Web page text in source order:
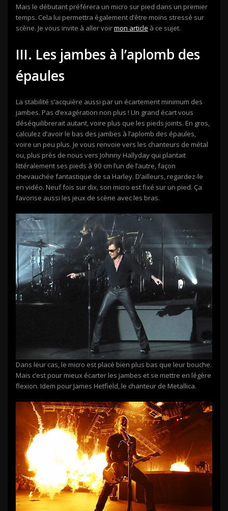
Mais le débutant préférera un micro sur pied dans un premier
temps. Cela lui permettra également d’être moins stressé sur
scène. Je vous invite à aller voirmon article à ce sujet.
III. Les jambes à l’aplomb des
épaules
La stabilité s’acquière aussi par un écartement minimum des
jambes. Pas d’exagération non plus ! Un grand écart vous
déséquilibrerait autant, voire plus que les pieds joints. En gros,
calculez d’avoir le bas des jambes à l’aplomb des épaules,
voire un peu plus. Je vous renvoie vers les chanteurs de métal
ou, plus près de nous vers Johnny Hallyday qui plantait
littéralement ses pieds à 90 cm l’un de l’autre, façon
chevauchée fantastique de sa Harley. D’ailleurs, regardez-le
en vidéo. Neuf fois sur dix, son micro est fixé sur un pied. Ça
favorise aussi les jeux de scène avec les bras.
Dans leur cas, le micro est placé bien plus bas que leur bouche.
Mais c’est pour mieux écarter les jambes et se mettre en légère
flexion. Idem pour James Hetfield, le chanteur de Metallica.